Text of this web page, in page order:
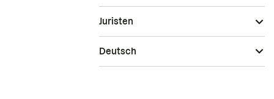
Juristen
Deutsch